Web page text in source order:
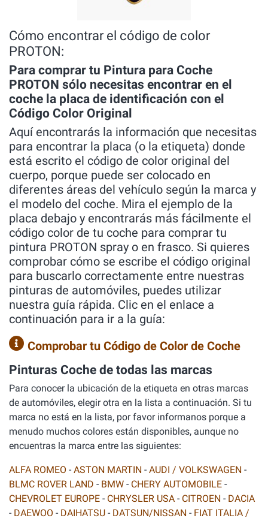
Cómo encontrar el código de color
PROTON:
Para comprar tu Pintura para Coche
PROTON sólo necesitas encontrar en el
coche la placa de identificación con el
Código Color Original
Aquí encontrarás la información que necesitas
para encontrar la placa (o la etiqueta) donde
está escrito el código de color original del
cuerpo, porque puede ser colocado en
diferentes áreas del vehículo según la marca y
el modelo del coche. Mira el ejemplo de la
placa debajo y encontrarás más fácilmente el
código color de tu coche para comprar tu
pintura PROTON spray o en frasco. Si quieres
comprobar cómo se escribe el código original
para buscarlo correctamente entre nuestras
pinturas de automóviles, puedes utilizar
nuestra guía rápida. Clic en el enlace a
continuación para ir a la guía:
Comprobar tu Código de Color de Coche
Pinturas Coche de todas las marcas
Para conocer la ubicación de la etiqueta en otras marcas
de automóviles, elegir otra en la lista a continuación. Si tu
marca no está en la lista, por favor informanos porque a
menudo muchos colores están disponibles, aunque no
encuentras la marca entre las siguientes:
ALFA ROMEO - ASTON MARTIN - AUDI / VOLKSWAGEN -
BLMC ROVER LAND - BMW - CHERY AUTOMOBILE -
CHEVROLET EUROPE - CHRYSLER USA - CITROEN - DACIA
- DAEWOO - DAIHATSU - DATSUN/NISSAN - FIAT ITALIA /